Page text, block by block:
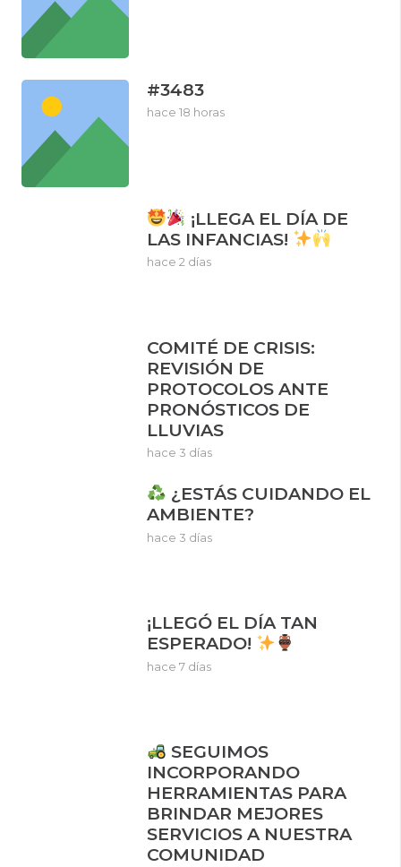
#3483
hace 18 horas
¡LLEGA EL DÍA DE
LAS INFANCIAS!
hace 2 días
COMITÉ DE CRISIS:
REVISIÓN DE
PROTOCOLOS ANTE
PRONÓSTICOS DE
LLUVIAS
hace 3 días
¿ESTÁS CUIDANDO EL
AMBIENTE?
hace 3 días
¡LLEGÓ EL DÍA TAN
ESPERADO!
hace 7 días
SEGUIMOS
INCORPORANDO
HERRAMIENTAS PARA
BRINDAR MEJORES
SERVICIOS A NUESTRA
COMUNIDAD